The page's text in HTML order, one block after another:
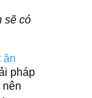
sẽ có
ăn
pháp
nên